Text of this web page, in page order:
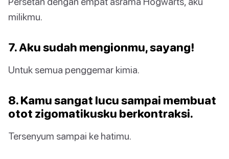
milikmu.
7. Aku sudah mengionmu, sayang!
Untuk semua penggemar kimia.
8. Kamu sangat lucu sampai membuat
otot zigomatikusku berkontraksi.
Tersenyum sampai ke hatimu.